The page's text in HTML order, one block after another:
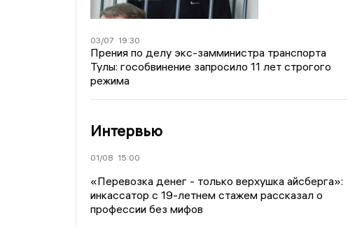
03/07 19:30
Прения по делу экс-замминистра транспорта
Тулы: гособвинение запросило 11 лет строгого
режима
Интервью
01/08 15:00
«Перевозка денег - только верхушка айсберга»:
инкассатор с 19-летнем стажем рассказал о
профессии без мифов